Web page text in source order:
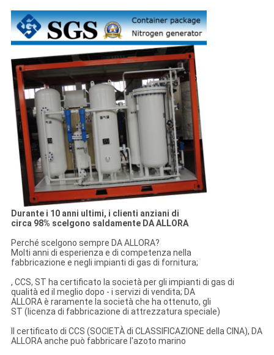
Durante i 10 anni ultimi, i clienti anziani di
circa 98% scelgono saldamente DA ALLORA
Perché scelgono sempre DA ALLORA?
Molti anni di esperienza e di competenza nella
fabbricazione e negli impianti di gas di fornitura;
, CCS, ST ha certificato la società per gli impianti di gas di
qualità ed il meglio dopo - i servizi di vendita; DA
ALLORA è raramente la società che ha ottenuto, gli
ST (licenza di fabbricazione di attrezzatura speciale)
Il certificato di CCS (SOCIETÀ di CLASSIFICAZIONE della CINA), DA
ALLORA anche può fabbricare l'azoto marino